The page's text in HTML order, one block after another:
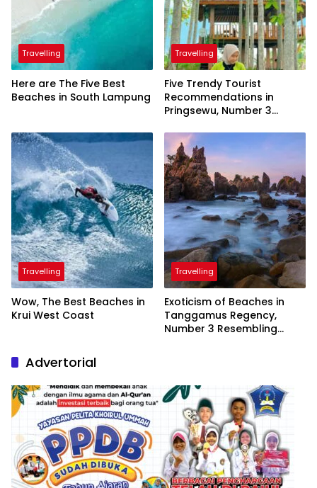
Travelling
Here are The Five Best
Beaches in South Lampung
Travelling
Five Trendy Tourist
Recommendations in
Pringsewu, Number 3
President
Travelling
Wow, The Best Beaches in
Krui West Coast
Travelling
Exoticism of Beaches in
Tanggamus Regency,
Number 3 Resembling
Advertorial